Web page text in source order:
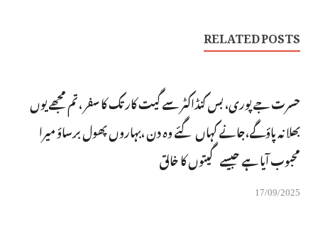
RELATED POSTS
حسرت جے پوری، بس کنڈاکٹر سے گیت کار تک کا سفر ، تم مجھے یوں
بھلا نہ پاؤگے،جانے کہاں گئے وہ دن ،بہاروں پھول برساؤ میرا
محبوب آیا ہے جیسے گیتوں کا خالق
17/09/2025